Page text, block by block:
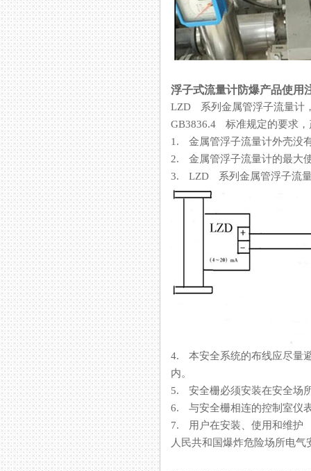
浮子式流量计防爆产品使用
LZD 系列金属管浮子流量计
GB3836.4 标准规定的要求
1. 金属管浮子流量计外壳没有
2. 金属管浮子流量计的最大
3. LZD 系列金属管浮子流量
4. 本安全系统的布线应尽量
内。
5. 安全栅必须安装在安全场所
6. 与安全栅相连的控制室仪
7. 用户在安装、使用和维
人民共和国爆炸危险场所电气安